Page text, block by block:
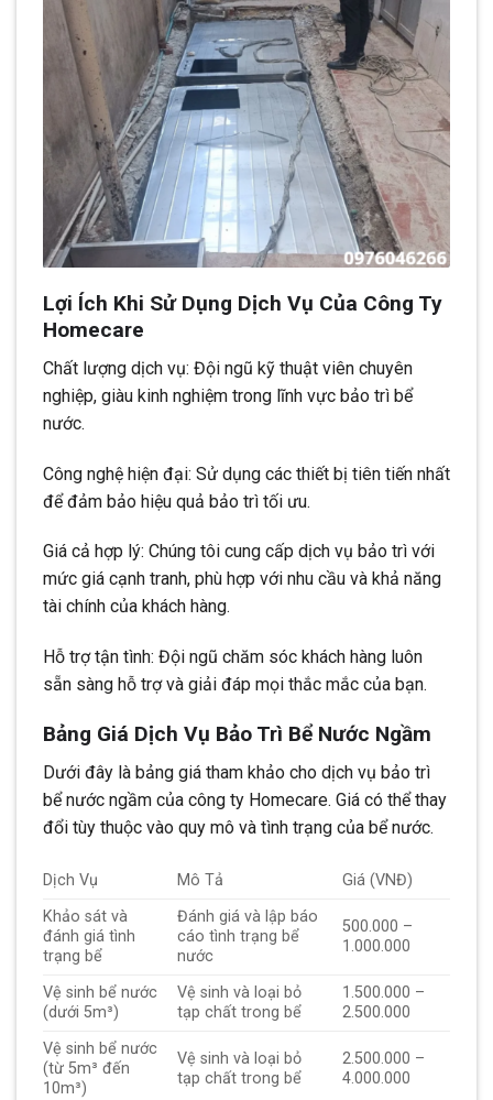
Lợi Ích Khi Sử Dụng Dịch Vụ Của Công Ty
Homecare
Chất lượng dịch vụ: Đội ngũ kỹ thuật viên chuyên
nghiệp, giàu kinh nghiệm trong lĩnh vực bảo trì bể
nước.
Công nghệ hiện đại: Sử dụng các thiết bị tiên tiến nhất
để đảm bảo hiệu quả bảo trì tối ưu.
Giá cả hợp lý: Chúng tôi cung cấp dịch vụ bảo trì với
mức giá cạnh tranh, phù hợp với nhu cầu và khả năng
tài chính của khách hàng.
Hỗ trợ tận tình: Đội ngũ chăm sóc khách hàng luôn
sẵn sàng hỗ trợ và giải đáp mọi thắc mắc của bạn.
Bảng Giá Dịch Vụ Bảo Trì Bể Nước Ngầm
Dưới đây là bảng giá tham khảo cho dịch vụ bảo trì
bể nước ngầm của công ty Homecare. Giá có thể thay
đổi tùy thuộc vào quy mô và tình trạng của bể nước.
Dịch Vụ Mô Tả
Giá (VNĐ)
Khảo sát và
đánh giá tình
trạng bể
Đánh giá và lập báo
cáo tình trạng bể
nước
500.000 –
1.000.000
Vệ sinh bể nước
(dưới 5m³)
Vệ sinh và loại bỏ
tạp chất trong bể
1.500.000 –
2.500.000
Vệ sinh bể nước
(từ 5m³ đến
10m³)
Vệ sinh và loại bỏ
tạp chất trong bể
2.500.000 –
4.000.000